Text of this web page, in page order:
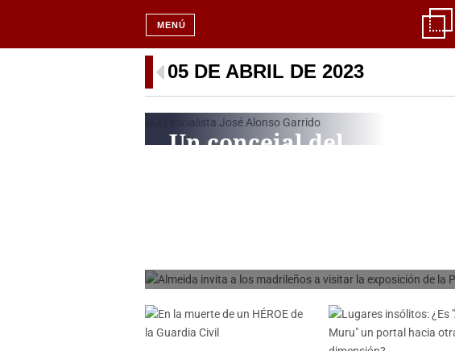
MENÚ
05 DE ABRIL DE 2023
Un concejal del
candidato de VOX
JOSÉ ANTONIO PUGLISI